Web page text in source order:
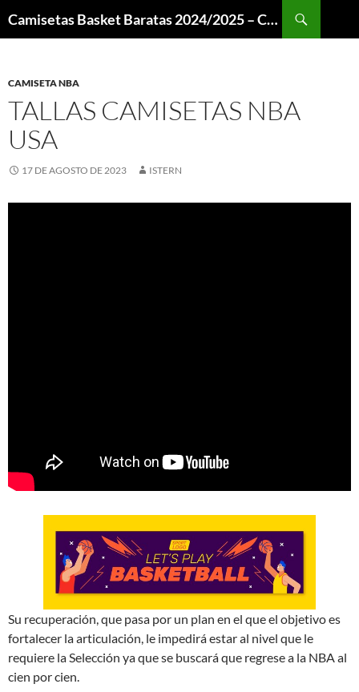
Camisetas Basket Baratas 2024/2025 – Camisetas NBA
CAMISETA NBA
TALLAS CAMISETAS NBA
USA
17 DE AGOSTO DE 2023 ISTERN
Su recuperación, que pasa por un plan en el que el objetivo es
fortalecer la articulación, le impedirá estar al nivel que le
requiere la Selección ya que se buscará que regrese a la NBA al
cien por cien.